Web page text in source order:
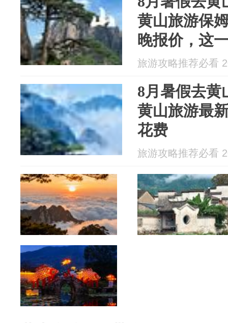
黄山旅游保
晚报价，这
旅游攻略推荐必看
8月暑假去黄
黄山旅游最
花费
旅游攻略推荐必看